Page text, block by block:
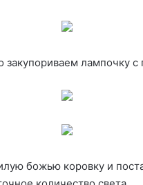
лампочку
божью коровку и